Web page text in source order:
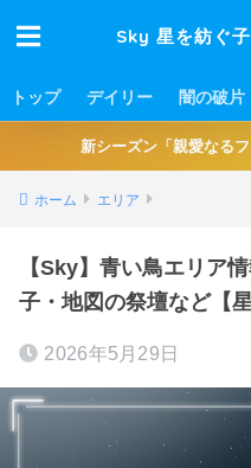
Sky 星を紡ぐ
トップ デイリー 闇の破片
新シーズン「親愛なる
ホーム エリア
【Sky】青い鳥エリア
子・地図の祭壇など【
2026年5月29日